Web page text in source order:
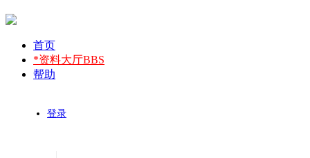
首页
*资料大厅BBS
帮助
登录